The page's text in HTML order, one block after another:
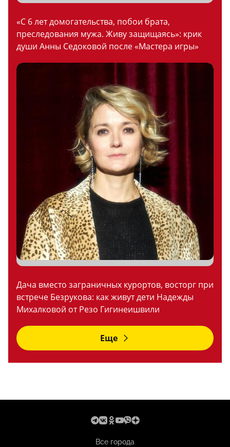
«С 6 лет домогательства, побои брата,
преследования мужа. Живу защищаясь»: крик
души Анны Седоковой после «Мастера игры»
Дача вместо заграничных курортов, восторг при
встрече Безрукова: как живут дети Надежды
Михалковой от Резо Гигинеишвили
Еще
Все города